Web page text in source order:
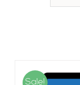
Sale!